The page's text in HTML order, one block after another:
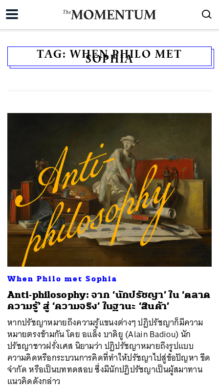
TAG:WHEN PHILO MET
SOPHIA
When Philo met Sophia
Anti-philosophy: จาก ‘นักปรัชญา’ ใน ‘ตลาด
ความรู้’ สู่ ‘ความจริง’ ในฐานะ ‘สินค้า’
หากปรัชญาหมายถึงความรู้แขนงต่างๆ ปฏิปรัชญาก็มีความ
หมายตรงข้ามกัน โดย อแล็ง บาดิยู (Alain Badiou) นัก
ปรัชญาชาวฝรั่งเศส นิยามว่า ปฏิปรัชญาหมายถึงรูปแบบ
ความคิดหรือกระบวนการคิดที่ทำให้ปรัชญาไปสู่ข้อปัญหา ขีด
จำกัด หรือเป็นบททดสอบ ซึ่งมีนักปฏิปรัชญาเป็นผู้สมาทาน
แนวคิดดังกล่าว